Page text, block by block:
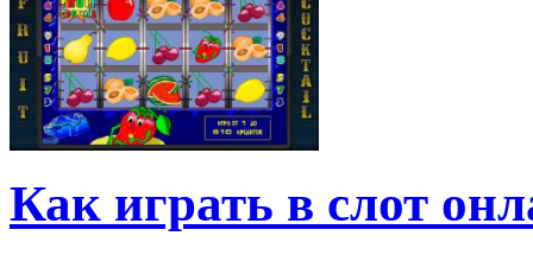
Как играть в слот